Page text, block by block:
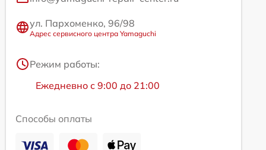
ул. Пархоменко, 96/98
Адрес сервисного центра Yamaguchi
Режим работы:
Ежедневно с 9:00 до 21:00
Способы оплаты